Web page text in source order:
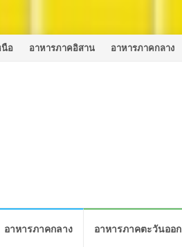
นือ อาหารภาคอิสาน อาหารภาคกลาง
อาหารภาคกลาง อาหารภาคตะวันออก